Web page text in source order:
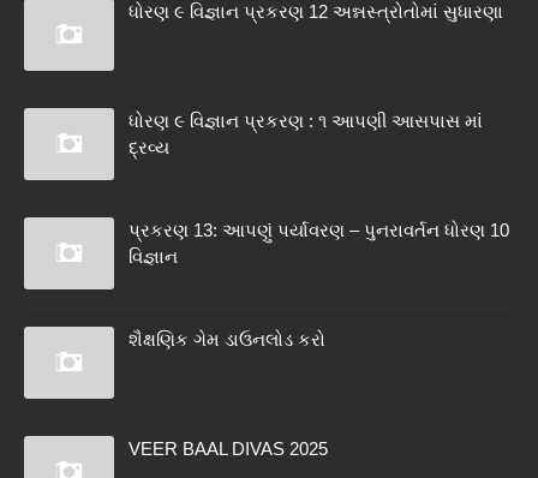
ધોરણ ૯ વિજ્ઞાન પ્રકરણ 12 અન્નસ્ત્રોતોમાં સુધારણા
ધોરણ ૯ વિજ્ઞાન પ્રકરણ : ૧ આપણી આસપાસ માં
દ્રવ્ય
પ્રકરણ 13: આપણું પર્યાવરણ – પુનરાવર્તન ધોરણ 10
વિજ્ઞાન
શૈક્ષણિક ગેમ ડાઉનલોડ કરો
VEER BAAL DIVAS 2025